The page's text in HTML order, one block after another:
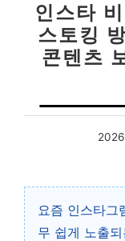
인스타
스토킹
콘텐츠
요즘 인스타그
무 쉽게 노출